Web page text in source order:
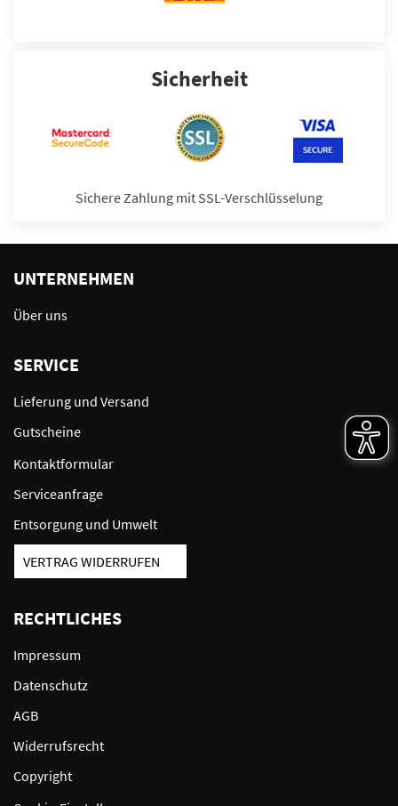
Sicherheit
Sichere Zahlung mit SSL-Verschlüsselung
UNTERNEHMEN
Über uns
SERVICE
Lieferung und Versand
Gutscheine
Kontaktformular
Serviceanfrage
Entsorgung und Umwelt
VERTRAG WIDERRUFEN
RECHTLICHES
Impressum
Datenschutz
AGB
Widerrufsrecht
Copyright